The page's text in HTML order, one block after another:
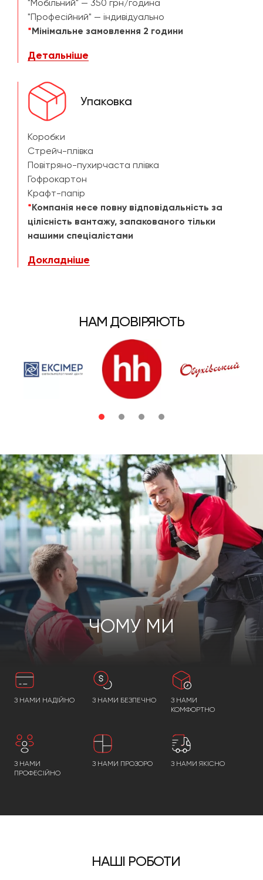
"Мобільний" — 350 грн/година
"Професійний" — індивідуально
*Мінімальне замовлення 2 години
Детальніше
Упаковка
Коробки
Стрейч-плівка
Повітряно-пухирчаста плівка
Гофрокартон
Крафт-папір
*Компанія несе повну відповідальність за
цілісність вантажу, запакованого тільки
нашими спеціалістами
Докладніше
НАМ ДОВІРЯЮТЬ
ЧОМУ МИ
З НАМИ НАДІЙНО З НАМИ БЕЗПЕЧНО
З НАМИ
КОМФОРТНО
З НАМИ
ПРОФЕСІЙНО
З НАМИ ПРОЗОРО З НАМИ ЯКІСНО
НАШІ РОБОТИ